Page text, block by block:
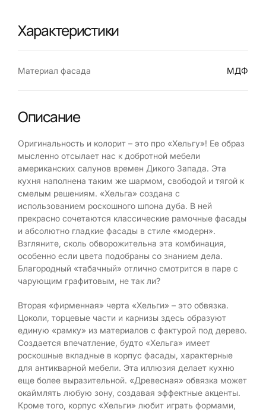
Характеристики
Материал фасада МДФ
Описание
Оригинальность и колорит – это про «Хельгу»! Ее образ
мысленно отсылает нас к добротной мебели
американских салунов времен Дикого Запада. Эта
кухня наполнена таким же шармом, свободой и тягой к
смелым решениям. «Хельга» создана с
использованием роскошного шпона дуба. В ней
прекрасно сочетаются классические рамочные фасады
и абсолютно гладкие фасады в стиле «модерн».
Взгляните, сколь обворожительна эта комбинация,
особенно если цвета подобраны со знанием дела.
Благородный «табачный» отлично смотрится в паре с
чарующим графитовым, не так ли?
Вторая «фирменная» черта «Хельги» – это обвязка.
Цоколи, торцевые части и карнизы здесь образуют
единую «рамку» из материалов с фактурой под дерево.
Создается впечатление, будто «Хельга» имеет
роскошные вкладные в корпус фасады, характерные
для антикварной мебели. Эта иллюзия делает кухню
еще более выразительной. «Древесная» обвязка может
окаймлять любую зону, создавая эффектные акценты.
Кроме того, корпус «Хельги» любит играть формами,